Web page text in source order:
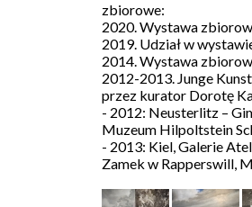
zbiorowe:
2020. Wystawa
2019. Udział w
2014. Wystawa
2012-2013. Junge
przez kurator Dorotę
- 2012: Neusterlitz –
Muzeum Hilpoltstein
- 2013: Kiel, Galerie
Zamek w Rapperswill,